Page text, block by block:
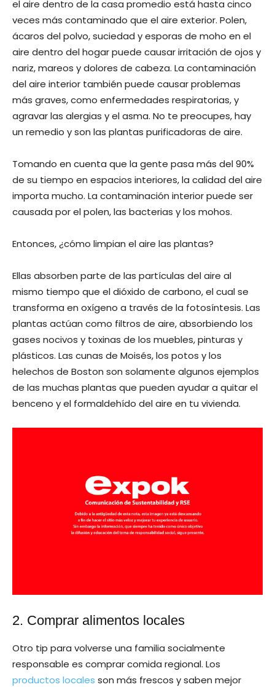
el aire dentro de la casa promedio está hasta cinco
veces más contaminado que el aire exterior. Polen,
ácaros del polvo, suciedad y esporas de moho en el
aire dentro del hogar puede causar irritación de ojos y
nariz, mareos y dolores de cabeza. La contaminación
del aire interior también puede causar problemas
más graves, como enfermedades respiratorias, y
agravar las alergias y el asma. No te preocupes, hay
un remedio y son las plantas purificadoras de aire.
Tomando en cuenta que la gente pasa más del 90%
de su tiempo en espacios interiores, la calidad del aire
importa mucho. La contaminación interior puede ser
causada por el polen, las bacterias y los mohos.
Entonces, ¿cómo limpian el aire las plantas?
Ellas absorben parte de las partículas del aire al
mismo tiempo que el dióxido de carbono, el cual se
transforma en oxígeno a través de la fotosíntesis. Las
plantas actúan como filtros de aire, absorbiendo los
gases nocivos y toxinas de los muebles, pinturas y
plásticos. Las cunas de Moisés, los potos y los
helechos de Boston son solamente algunos ejemplos
de las muchas plantas que pueden ayudar a quitar el
benceno y el formaldehído del aire en tu vivienda.
2. Comprar alimentos locales
Otro tip para volverse una familia socialmente
responsable es comprar comida regional. Los
productos locales son más frescos y saben mejor